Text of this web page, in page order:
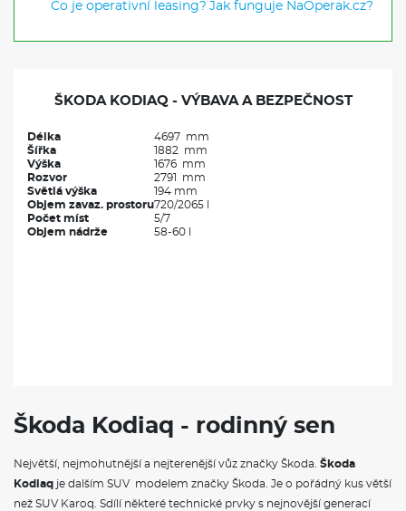
Co je operativní leasing? Jak funguje NaOperak.cz?
ŠKODA KODIAQ - VÝBAVA A BEZPEČNOST
Délka
4697 mm
Šířka
1882 mm
Výška
1676 mm
Rozvor
2791 mm
Světlá výška
194 mm
Objem zavaz. prostoru720/2065 l
Počet míst
5/7
Objem nádrže
58-60 l
Škoda Kodiaq - rodinný sen
Největší, nejmohutnější a nejterenější vůz značky Škoda. Škoda
Kodiaq je dalším SUV modelem značky Škoda. Je o pořádný kus větší
než SUV Karoq. Sdílí některé technické prvky s nejnovější generací